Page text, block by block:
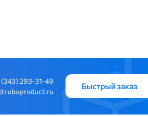
(343) 293-31-49
Быстрый заказ